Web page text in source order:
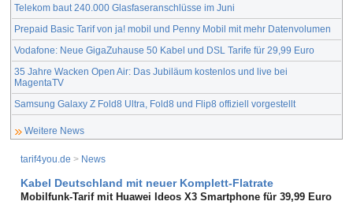
Telekom baut 240.000 Glasfaseranschlüsse im Juni
Prepaid Basic Tarif von ja! mobil und Penny Mobil mit mehr Datenvolumen
Vodafone: Neue GigaZuhause 50 Kabel und DSL Tarife für 29,99 Euro
35 Jahre Wacken Open Air: Das Jubiläum kostenlos und live bei
MagentaTV
Samsung Galaxy Z Fold8 Ultra, Fold8 und Flip8 offiziell vorgestellt
Weitere News
tarif4you.de > News
Kabel Deutschland mit neuer Komplett-Flatrate
Mobilfunk-Tarif mit Huawei Ideos X3 Smartphone für 39,99 Euro